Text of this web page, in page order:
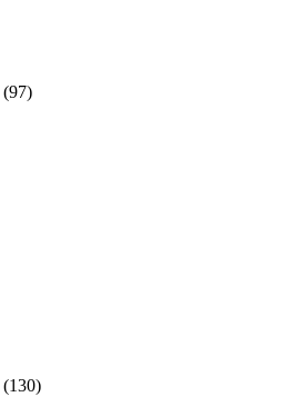
(97)
(130)